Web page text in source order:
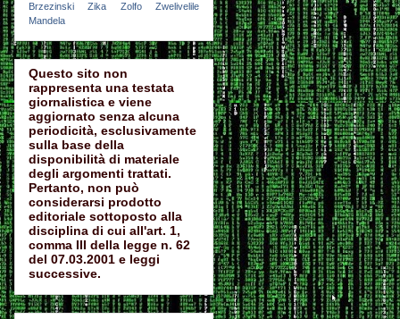
Brzezinski
Zika Zolfo
Zwelivelile
Mandela
Questo sito non
rappresenta una testata
giornalistica e viene
aggiornato senza alcuna
periodicità, esclusivamente
sulla base della
disponibilità di materiale
degli argomenti trattati.
Pertanto, non può
considerarsi prodotto
editoriale sottoposto alla
disciplina di cui all'art. 1,
comma III della legge n. 62
del 07.03.2001 e leggi
successive.